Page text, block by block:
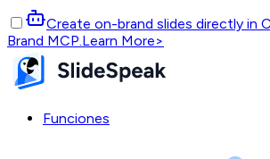
Create on-brand slides directly in
Brand MCP.Learn More>
Funciones